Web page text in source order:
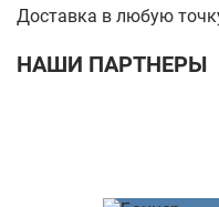
Доставка в любую
НАШИ ПАРТНЕРЫ